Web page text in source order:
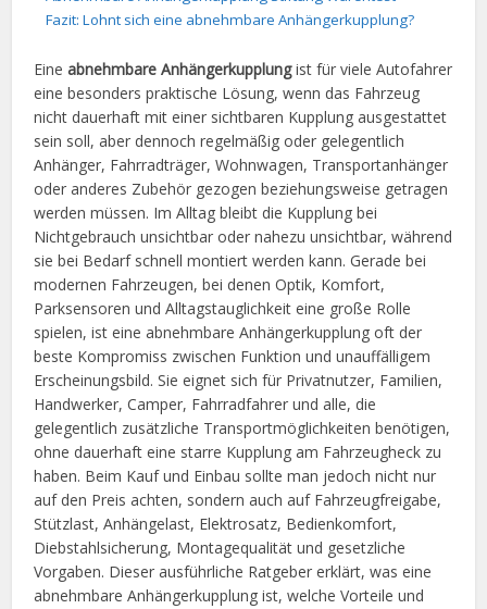
Fazit: Lohnt sich eine abnehmbare Anhängerkupplung?
Eineabnehmbare Anhängerkupplungist für viele Autofahrer
eine besonders praktische Lösung, wenn das Fahrzeug
nicht dauerhaft mit einer sichtbaren Kupplung ausgestattet
sein soll, aber dennoch regelmäßig oder gelegentlich
Anhänger, Fahrradträger, Wohnwagen, Transportanhänger
oder anderes Zubehör gezogen beziehungsweise getragen
werden müssen. Im Alltag bleibt die Kupplung bei
Nichtgebrauch unsichtbar oder nahezu unsichtbar, während
sie bei Bedarf schnell montiert werden kann. Gerade bei
modernen Fahrzeugen, bei denen Optik, Komfort,
Parksensoren und Alltagstauglichkeit eine große Rolle
spielen, ist eine abnehmbare Anhängerkupplung oft der
beste Kompromiss zwischen Funktion und unauffälligem
Erscheinungsbild. Sie eignet sich für Privatnutzer, Familien,
Handwerker, Camper, Fahrradfahrer und alle, die
gelegentlich zusätzliche Transportmöglichkeiten benötigen,
ohne dauerhaft eine starre Kupplung am Fahrzeugheck zu
haben. Beim Kauf und Einbau sollte man jedoch nicht nur
auf den Preis achten, sondern auch auf Fahrzeugfreigabe,
Stützlast, Anhängelast, Elektrosatz, Bedienkomfort,
Diebstahlsicherung, Montagequalität und gesetzliche
Vorgaben. Dieser ausführliche Ratgeber erklärt, was eine
abnehmbare Anhängerkupplung ist, welche Vorteile und